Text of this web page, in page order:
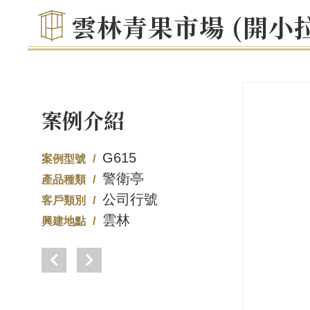
雲林青果市場 (開小
案例介紹
案例型號 G615
產品種類 警衛亭
客戶類別 公司行號
興建地點 雲林